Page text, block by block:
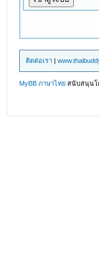
ติดต่อเรา |
MyBB ภาษาไทย สนับสนุน